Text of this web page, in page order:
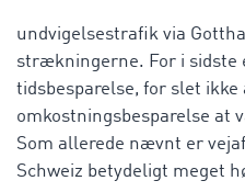
undvigelsestrafik via
strækningerne. For i sidste
tidsbesparelse, for slet ikke
omkostningsbesparelse at
Som allerede nævnt er
Schweiz betydeligt meget